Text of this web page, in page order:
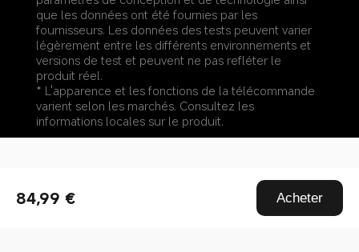
84,99 € Acheter
que les données ont été fournies par les
fournisseurs. Les données des tests peuvent varier
légèrement entre les différents environnements et
versions de test et peuvent ne pas refléter le
produit réel.
* L'apparence et les fonctions de la télécommande
varient selon les marchés. Consultez les
informations locales sur le produit.